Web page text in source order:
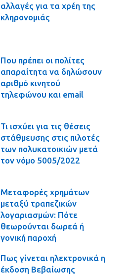
αλλαγές για τα χρέη της
κληρονομιάς
Που πρέπει οι πολίτες
απαραίτητα να δηλώσουν
αριθμό κινητού
τηλεφώνου και email
Τι ισχύει για τις θέσεις
στάθμευσης στις πιλοτές
των πολυκατοικιών μετά
τον νόμο 5005/2022
Μεταφορές χρημάτων
μεταξύ τραπεζικών
λογαριασμών: Πότε
θεωρούνται δωρεά ή
γονική παροχή
Πως γίνεται ηλεκτρονικά η
έκδοση Βεβαίωσης